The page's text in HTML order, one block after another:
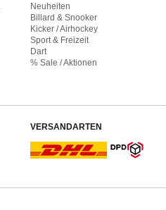
Neuheiten
Billard & Snooker
Kicker / Airhockey
Sport & Freizeit
Dart
% Sale / Aktionen
VERSANDARTEN